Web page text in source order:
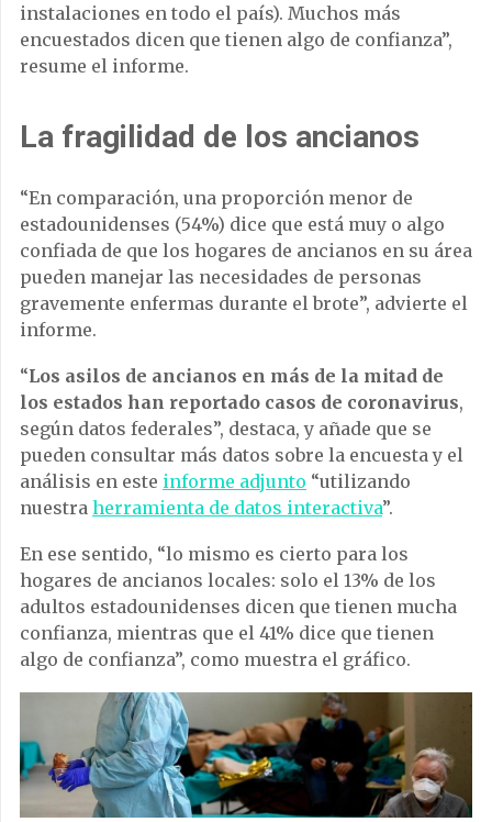
instalaciones en todo el país). Muchos más
encuestados dicen que tienen algo de confianza”,
resume el informe.
La fragilidad de los ancianos
“En comparación, una proporción menor de
estadounidenses (54%) dice que está muy o algo
confiada de que los hogares de ancianos en su área
pueden manejar las necesidades de personas
gravemente enfermas durante el brote”, advierte el
informe.
“Los asilos de ancianos en más de la mitad de
los estados han reportado casos de coronavirus,
según datos federales”, destaca, y añade que se
pueden consultar más datos sobre la encuesta y el
análisis en este informe adjunto “utilizando
nuestra herramienta de datos interactiva”.
En ese sentido, “lo mismo es cierto para los
hogares de ancianos locales: solo el 13% de los
adultos estadounidenses dicen que tienen mucha
confianza, mientras que el 41% dice que tienen
algo de confianza”, como muestra el gráfico.